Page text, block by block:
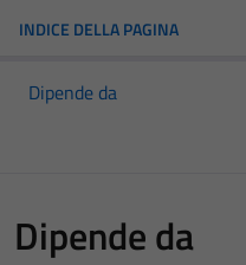
INDICE DELLA PAGINA
Dipende da
Dipende da